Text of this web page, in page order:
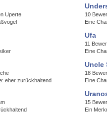
Uperte
10
Eine
Ufa
11
Eine
eher zurückhaltend
Uncle
18
Eine
15
Ein